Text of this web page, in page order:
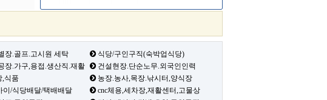
장.골프.고시원 세탁
식당/구인구직(숙박업식당)
장.가구,용접.생산직.재활
,식품
건설현장.단순노무.외국인인력
농장.농사,목장.낚시터,양식장
/식당배달/택배배달
cnc체용,세차장,재활센터,고물상